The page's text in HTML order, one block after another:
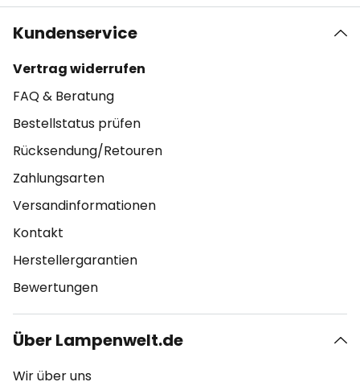
Kundenservice
Vertrag widerrufen
FAQ & Beratung
Bestellstatus prüfen
Rücksendung/Retouren
Zahlungsarten
Versandinformationen
Kontakt
Herstellergarantien
Bewertungen
Über Lampenwelt.de
Wir über uns